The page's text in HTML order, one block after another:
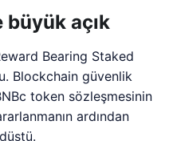
açık
Bearing Staked
Blockchain güvenlik
token sözleşmesinin
ardından